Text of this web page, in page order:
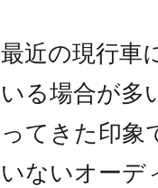
最近の現行車
いる場合が多
ってきた印象
いないオーデ